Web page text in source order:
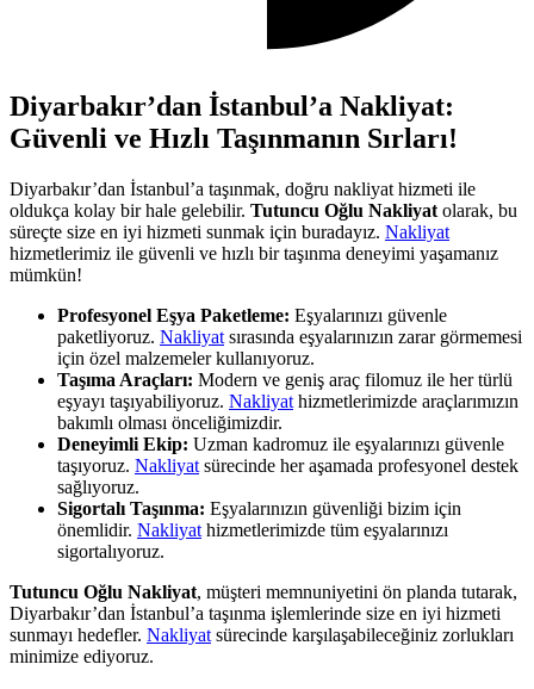
Diyarbakır’dan İstanbul’a Nakliyat:
Güvenli ve Hızlı Taşınmanın Sırları!
Diyarbakır’dan İstanbul’a taşınmak, doğru nakliyat hizmeti ile
oldukça kolay bir hale gelebilir. Tutuncu Oğlu Nakliyat olarak, bu
süreçte size en iyi hizmeti sunmak için buradayız. Nakliyat
hizmetlerimiz ile güvenli ve hızlı bir taşınma deneyimi yaşamanız
mümkün!
Profesyonel Eşya Paketleme: Eşyalarınızı güvenle
paketliyoruz. Nakliyat sırasında eşyalarınızın zarar görmemesi
için özel malzemeler kullanıyoruz.
Taşıma Araçları: Modern ve geniş araç filomuz ile her türlü
eşyayı taşıyabiliyoruz. Nakliyat hizmetlerimizde araçlarımızın
bakımlı olması önceliğimizdir.
Deneyimli Ekip: Uzman kadromuz ile eşyalarınızı güvenle
taşıyoruz. Nakliyat sürecinde her aşamada profesyonel destek
sağlıyoruz.
Sigortalı Taşınma: Eşyalarınızın güvenliği bizim için
önemlidir. Nakliyat hizmetlerimizde tüm eşyalarınızı
sigortalıyoruz.
Tutuncu Oğlu Nakliyat, müşteri memnuniyetini ön planda tutarak,
Diyarbakır’dan İstanbul’a taşınma işlemlerinde size en iyi hizmeti
sunmayı hedefler. Nakliyat sürecinde karşılaşabileceğiniz zorlukları
minimize ediyoruz.